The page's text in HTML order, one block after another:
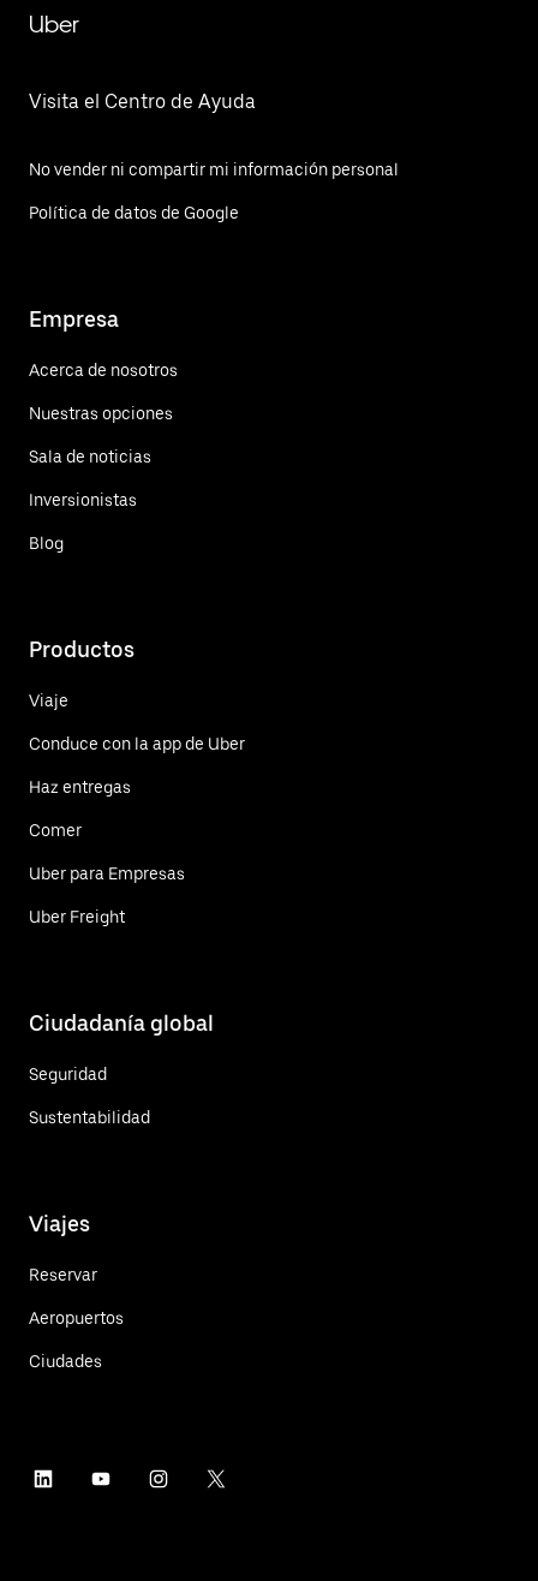
Uber
Visita el Centro de Ayuda
No vender ni compartir mi información personal
Política de datos de Google
Empresa
Acerca de nosotros
Nuestras opciones
Sala de noticias
Inversionistas
Blog
Productos
Viaje
Conduce con la app de Uber
Haz entregas
Comer
Uber para Empresas
Uber Freight
Ciudadanía global
Seguridad
Sustentabilidad
Viajes
Reservar
Aeropuertos
Ciudades